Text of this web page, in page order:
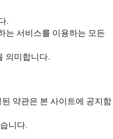
.
는 서비스를 이용하는 모든
의미합니다.
약관은 본 사이트에 공지함
니다.